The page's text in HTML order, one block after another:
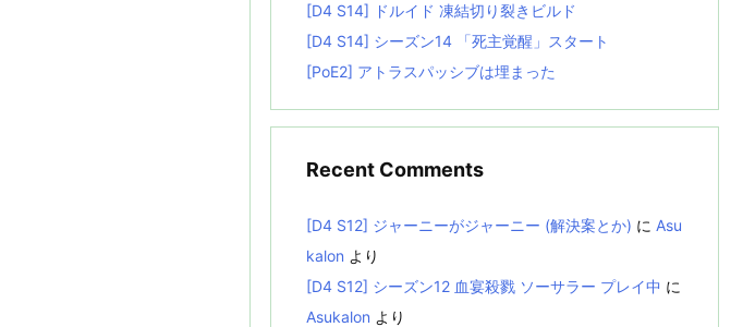
[D4 S14] ドルイド 凍結切り裂きビルド
[D4 S14] シーズン14 「死主覚醒」スタート
[PoE2] アトラスパッシブは埋まった
Recent Comments
[D4 S12] ジャーニーがジャーニー (解決案とか) に Asu
kalon より
[D4 S12] シーズン12 血宴殺戮 ソーサラー プレイ中 に
Asukalon より